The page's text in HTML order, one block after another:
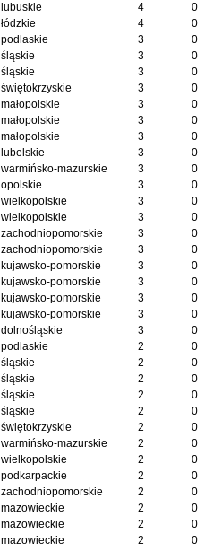
lubuskie 4
0
łódzkie 4
0
podlaskie 3
0
śląskie 3
0
śląskie 3
0
świętokrzyskie 3
0
małopolskie 3
0
małopolskie 3
0
małopolskie 3
0
lubelskie 3
0
warmińsko-mazurskie 3
0
opolskie 3
0
wielkopolskie 3
0
wielkopolskie 3
0
zachodniopomorskie 3
0
zachodniopomorskie 3
0
kujawsko-pomorskie 3
0
kujawsko-pomorskie 3
0
kujawsko-pomorskie 3
0
kujawsko-pomorskie 3
0
dolnośląskie 3
0
podlaskie 2
0
śląskie 2
0
śląskie 2
0
śląskie 2
0
śląskie 2
0
świętokrzyskie 2
0
warmińsko-mazurskie 2
0
wielkopolskie 2
0
podkarpackie 2
0
zachodniopomorskie 2
0
mazowieckie 2
0
mazowieckie 2
0
mazowieckie 2
0